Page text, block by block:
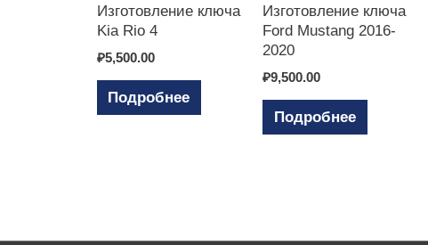
Изготовление ключа
Kia Rio 4
₽5,500.00
Подробнее
Изготовление ключа
Ford Mustang 2016-
2020
₽9,500.00
Подробнее